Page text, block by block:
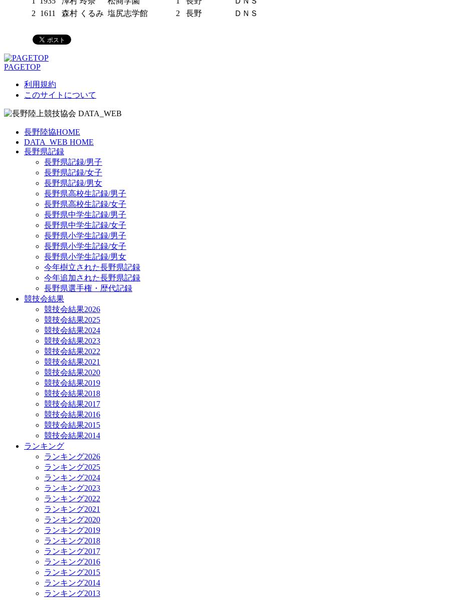
2
1611 森村 くるみ 塩尻志学館 2 長野 ＤＮＳ
PAGETOP
利用規約
このサイトについて
長野陸協HOME
DATA_WEB HOME
長野県記録
長野県記録/男子
長野県記録/女子
長野県記録/男女
長野県高校生記録/男子
長野県高校生記録/女子
長野県中学生記録/男子
長野県中学生記録/女子
長野県小学生記録/男子
長野県小学生記録/女子
長野県小学生記録/男女
今年樹立された長野県記録
今年追加された長野県記録
長野県選手権・歴代記録
競技会結果
競技会結果2026
競技会結果2025
競技会結果2024
競技会結果2023
競技会結果2022
競技会結果2021
競技会結果2020
競技会結果2019
競技会結果2018
競技会結果2017
競技会結果2016
競技会結果2015
競技会結果2014
ランキング
ランキング2026
ランキング2025
ランキング2024
ランキング2023
ランキング2022
ランキング2021
ランキング2020
ランキング2019
ランキング2018
ランキング2017
ランキング2016
ランキング2015
ランキング2014
ランキング2013